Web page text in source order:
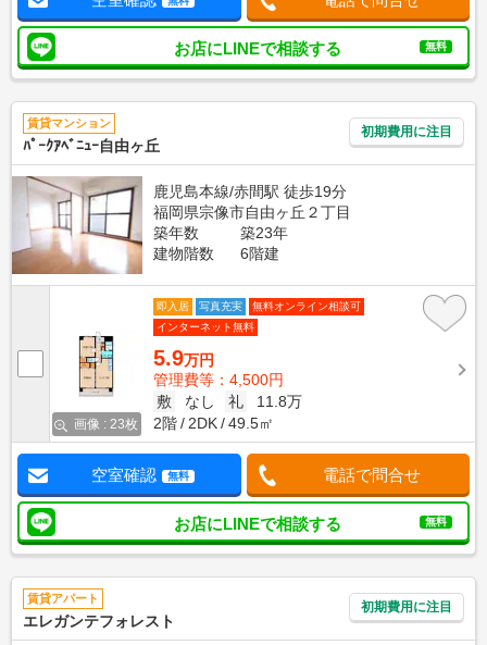
お店にLINEで相談する 無料
賃貸マンション
ﾊﾟｰｸｱﾍﾞﾆｭｰ自由ヶ丘
初期費用に注目
鹿児島本線/赤間駅 徒歩19分
福岡県宗像市自由ヶ丘２丁目
築年数
築23年
建物階数
6階建
画像 : 23枚
即入居 写真充実
無料オンライン相談可
インターネット無料
5.9万円
管理費等：4,500円
敷
なし 礼
11.8万
2階
2DK 49.5㎡
空室確認 無料 電話で問合せ
お店にLINEで相談する 無料
賃貸アパート
エレガンテフォレスト
初期費用に注目